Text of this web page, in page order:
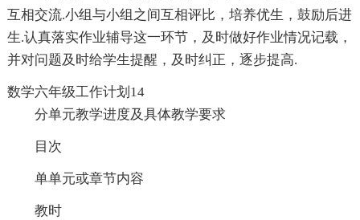
互相交流.小组与小组之间互相评比，培养优生，鼓励后进
生.认真落实作业辅导这一环节，及时做好作业情况记载，
并对问题及时给学生提醒，及时纠正，逐步提高.
数学六年级工作计划14
分单元教学进度及具体教学要求
目次
单单元或章节内容
教时